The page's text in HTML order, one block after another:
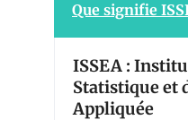
Que signifie
ISSEA :
Statistique et
Appliquée